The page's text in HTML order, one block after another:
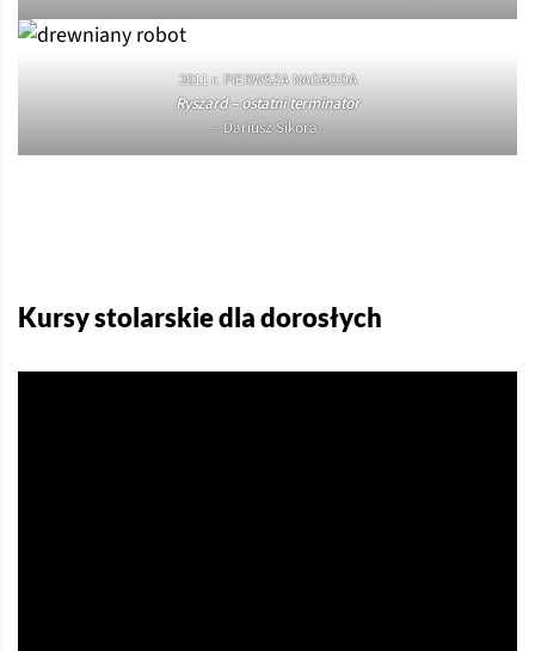
2011 r. PIERWSZA NAGRODA
Ryszard – ostatni terminator
– Dariusz Sikora-
Kursy stolarskie dla dorosłych